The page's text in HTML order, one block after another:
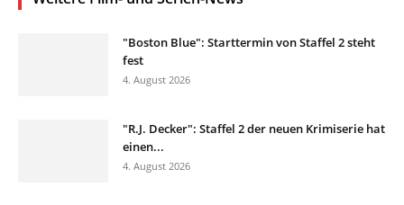
"Boston Blue": Starttermin von Staffel 2 steht
fest
4. August 2026
"R.J. Decker": Staffel 2 der neuen Krimiserie hat
einen...
4. August 2026